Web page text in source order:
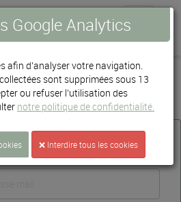
Google Analytics
afin d'analyser votre navigation.
sont supprimées sous 13
ou refuser l'utilisation des
notre politique de confidentialité.
tous les cookies ❌ Interdire tous les cookies
Espace client AGUR